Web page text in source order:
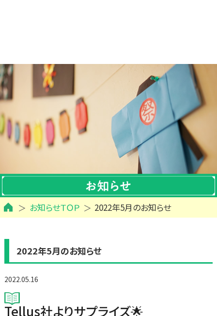
お知らせＴＯＰ 2022年5月のお知らせ
2022年5月のお知らせ
2022.05.16
Tellus社よりサプライズ🌟